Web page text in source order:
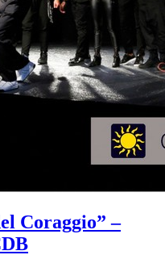
Coraggio” –